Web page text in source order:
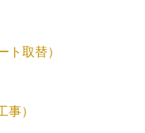
取替）
）